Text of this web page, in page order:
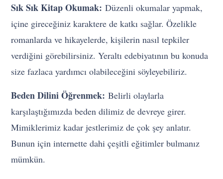
Sık Sık Kitap Okumak:Düzenli okumalar yapmak,
içine gireceğiniz karaktere de katkı sağlar. Özelikle
romanlarda ve hikayelerde, kişilerin nasıl tepkiler
verdiğini görebilirsiniz. Yeraltı edebiyatının bu konuda
size fazlaca yardımcı olabileceğini söyleyebiliriz.
Beden Dilini Öğrenmek:Belirli olaylarla
karşılaştığımızda beden dilimiz de devreye girer.
Mimiklerimiz kadar jestlerimiz de çok şey anlatır.
Bunun için internette dahi çeşitli eğitimler bulmanız
mümkün.